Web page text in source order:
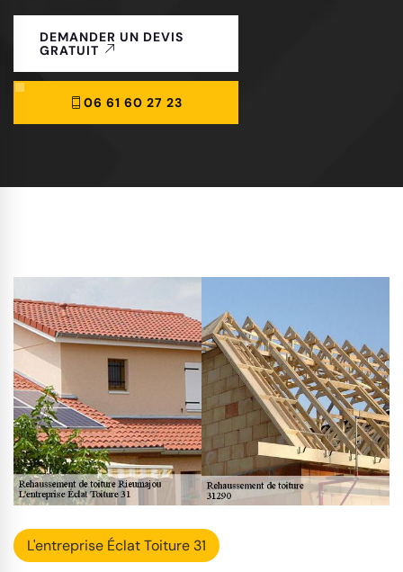
DEMANDER UN DEVIS
GRATUIT
06 61 60 27 23
L'entreprise Éclat Toiture 31